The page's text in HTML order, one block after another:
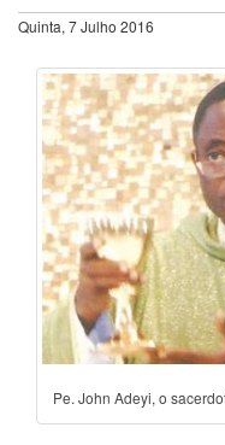
Quinta, 7 Julho 2016
Pe. John Adeyi, o